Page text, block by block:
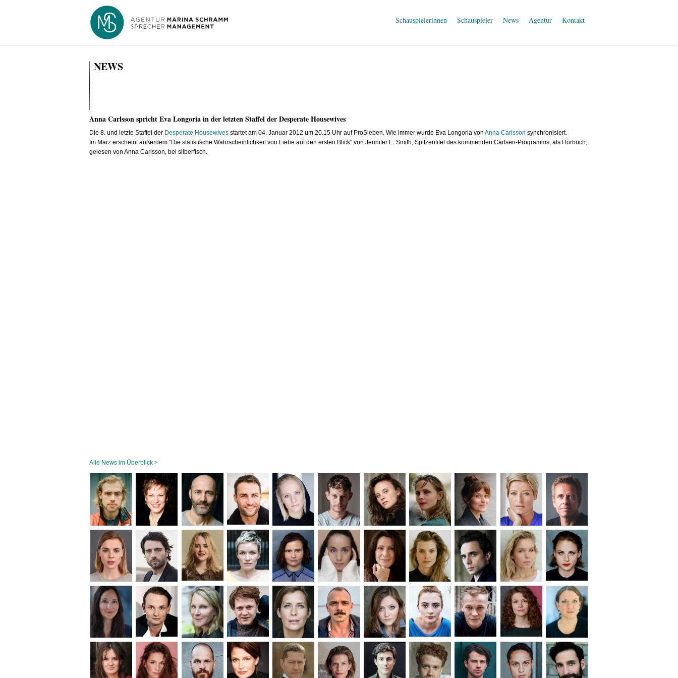
Schauspielerinnen Schauspieler News Agentur Kontakt
NEWS
Anna Carlsson spricht Eva Longoria in der letzten Staffel der Desperate Housewives
Die 8. und letzte Staffel der Desperate Housewives startet am 04. Januar 2012 um 20.15 Uhr auf ProSieben. Wie immer wurde Eva Longoria von Anna Carlsson synchronisiert.
Im März erscheint außerdem "Die statistische Wahrscheinlichkeit von Liebe auf den ersten Blick" von Jennifer E. Smith, Spitzentitel des kommenden Carlsen-Programms, als Hörbuch,
gelesen von Anna Carlsson, bei silberfisch.
Alle News im Überblick >
Navigation
überspringen